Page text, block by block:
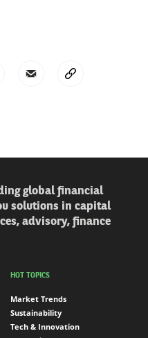
global financial
solutions in capital
advisory, finance
HOT TOPICS
Market Trends
Sustainability
Tech & Innovation